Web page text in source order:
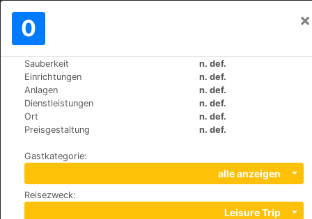
0 ×
Sauberkeit
n. def.
Einrichtungen
n. def.
Anlagen
n. def.
Dienstleistungen
n. def.
Ort
n. def.
Preisgestaltung
n. def.
Gastkategorie:
alle anzeigen
Reisezweck:
Leisure Trip
Weltweit>Panama
Costa del Este apartments
+507 (0)8366044
11B, 022335